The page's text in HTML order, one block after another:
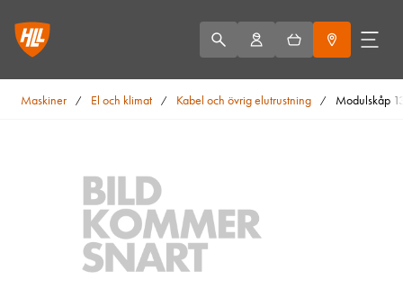
Maskiner / El och klimat / Kabel och övrig elutrustning / Modulskåp